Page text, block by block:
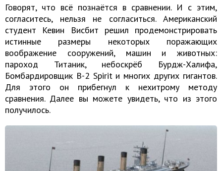
Говорят, что всё познаётся в сравнении. И с этим,
согласитесь, нельзя не согласиться. Американский
студент Кевин Висбит решил продемонстрировать
истинные размеры некоторых поражающих
воображение сооружений, машин и животных:
пароход Титаник, небоскрёб Бурдж-Халифа,
Бомбардировщик B-2 Spirit и многих других гигантов.
Для этого он прибегнул к нехитрому методу
сравнения. Далее вы можете увидеть, что из этого
получилось.